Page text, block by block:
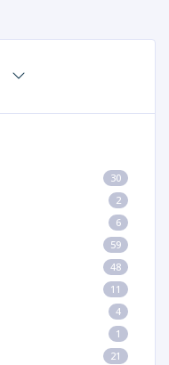
30
2
6
59
48
11
4
1
21